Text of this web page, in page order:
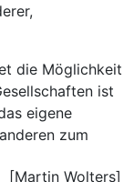
die Möglichkeit
ist
eigene
zum
[Martin Wolters]